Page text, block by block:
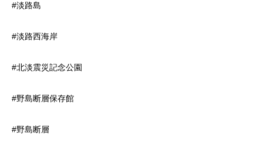
#淡路島
#淡路西海岸
#北淡震災記念公園
#野島断層保存館
#野島断層